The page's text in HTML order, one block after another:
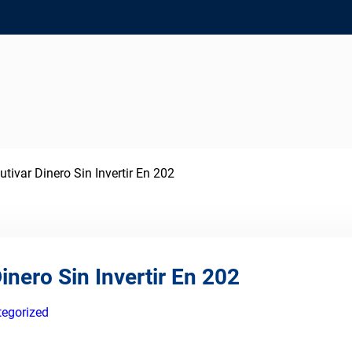
Dinero Sin Invertir En 202
Sin Invertir En 202